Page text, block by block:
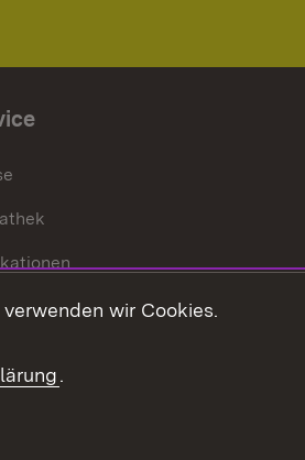
und Ausbildungwir Cookies.
.